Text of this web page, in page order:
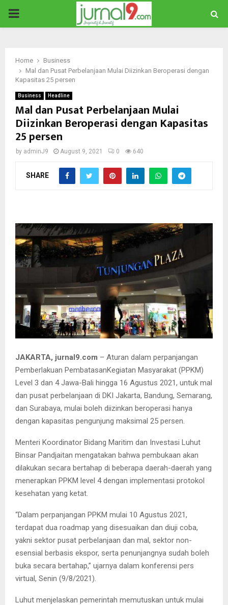
PRIMARY
Home
Business
Mal dan Pusat Perbelanjaan Mulai Diizinkan Beroperasi dengan
Kapasitas 25 persen
Business Headline
Mal dan Pusat Perbelanjaan Mulai
Diizinkan Beroperasi dengan Kapasitas
25 persen
by adminJ9 August 9, 2021 0 640
SHARE
JAKARTA, jurnal9.com – Aturan dalam perpanjangan
Pemberlakuan PembatasanKegiatan Masyarakat (PPKM)
Level 3 dan 4 Jawa-Bali hingga 16 Agustus 2021, untuk mal
dan pusat perbelanjaan di DKI Jakarta, Bandung, Semarang,
dan Surabaya, mulai boleh diizinkan beroperasi hanya
dengan kapasitas pengunjung maksimal 25 persen.
Menteri Koordinator Bidang Maritim dan Investasi Luhut
Binsar Pandjaitan mengatakan bahwa pembukaan akan
dilakukan secara bertahap di beberapa daerah-daerah yang
menerapkan PPKM level 4 dengan implementasi protokol
kesehatan yang ketat.
“Dalam perpanjangan PPKM mulai 10 Agustus 2021,
terdapat dua roadmap yang disesuaikan dan diuji coba,
yakni sektor pusat perbelanjaan dan mal, sektor non-
esensial berbasis ekspor, serta penunjangnya sudah boleh
buka secara bertahap,” ujarnya dalam konferensi pers
virtual, Senin (9/8/2021).
Luhut menjelaskan pemerintah memutuskan untuk mulai